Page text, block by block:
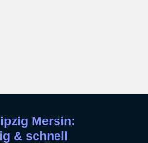
Mersin:
& schnell